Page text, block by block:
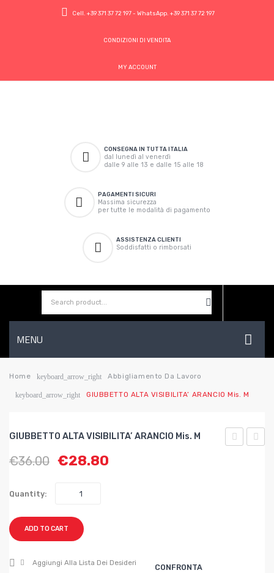
Cell. +39 371 37 72 197- WhatsApp. +39 371 37 72 197
CONDIZIONI DI VENDITA
MY ACCOUNT
CONSEGNA IN TUTTA ITALIA
dal lunedì al venerdì
dalle 9 alle 13 e dalle 15 alle 18
PAGAMENTI SICURI
Massima sicurezza
per tutte le modalità di pagamento
ASSISTENZA CLIENTI
Soddisfatti o rimborsati
MENU
HOME
AZIENDA
Home keyboard_arrow_right Abbigliamento Da Lavoro
keyboard_arrow_right GIUBBETTO ALTA VISIBILITA’ ARANCIO Mis. M
GIUBBETTO ALTA VISIBILITA’ ARANCIO Mis. M
€36.00 €28.80
Quantity:
ADD TO CART
Aggiungi Alla Lista Dei Desideri CONFRONTA